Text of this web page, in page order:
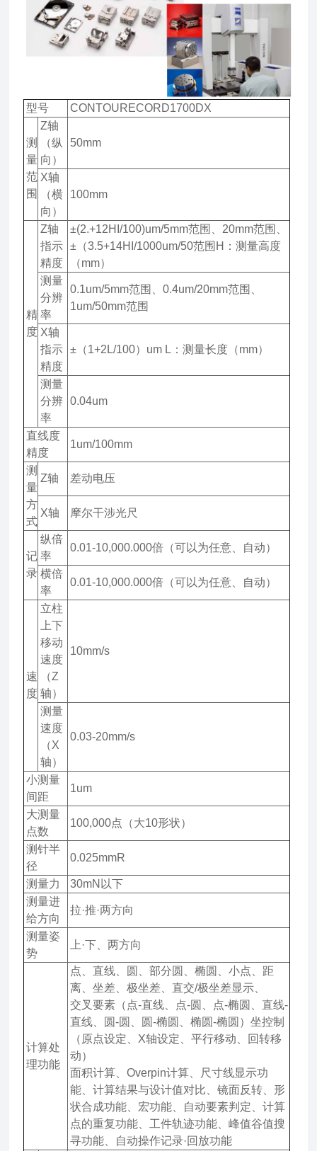
型号 CONTOURECORD1700DX
测
量
范
围
Z轴
（纵
向）
50mm
X轴
（横
向）
100mm
精
度
Z轴
指示
精度
±(2.+12HI/100)um/5mm范围、20mm范围、
±（3.5+14HI/1000um/50范围H：测量高度
（mm）
测量
分辨
率
0.1um/5mm范围、0.4um/20mm范围、
1um/50mm范围
X轴
指示
精度
±（1+2L/100）um L：测量长度（mm）
测量
分辨
率
0.04um
直线度
精度
1um/100mm
测
量
方
式
Z轴 差动电压
X轴 摩尔干涉光尺
记
录
纵倍
率
0.01-10,000.000倍（可以为任意、自动）
横倍
率
0.01-10,000.000倍（可以为任意、自动）
速
度
立柱
上下
移动
速度
（Z
轴）
10mm/s
测量
速度
（X
轴）
0.03-20mm/s
小测量
间距
1um
大测量
点数
100,000点（大10形状）
测针半
径
0.025mmR
测量力
30mN以下
测量进
给方向
拉·推·两方向
测量姿
势
上·下、两方向
计算处
理功能
点、直线、圆、部分圆、椭圆、小点、距
离、坐差、极坐差、直交/极坐差显示、
交叉要素（点-直线、点­-圆、点-椭圆、直线-
直线、圆-圆、圆-椭圆、椭圆-椭圆）坐控制
（原点设定、X轴设定、平行移动、回转移
动）
面积计算、Overpin计算、尺寸线显示功
能、计算结果与设计值对比、镜面反转、形
状合成功能、宏功能、自动要素判定、计算
点的重复功能、工件轨迹功能、峰值谷值搜
寻功能、自动操作记录·回放功能